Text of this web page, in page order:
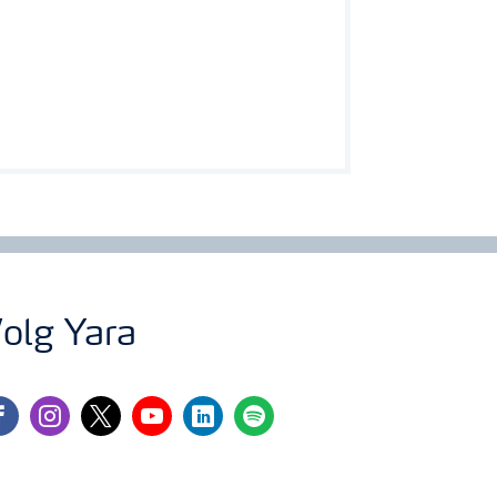
online of via een smartphone vrij
kan worden.
Yara
instagram
twitteryoutubelinkedinspotify